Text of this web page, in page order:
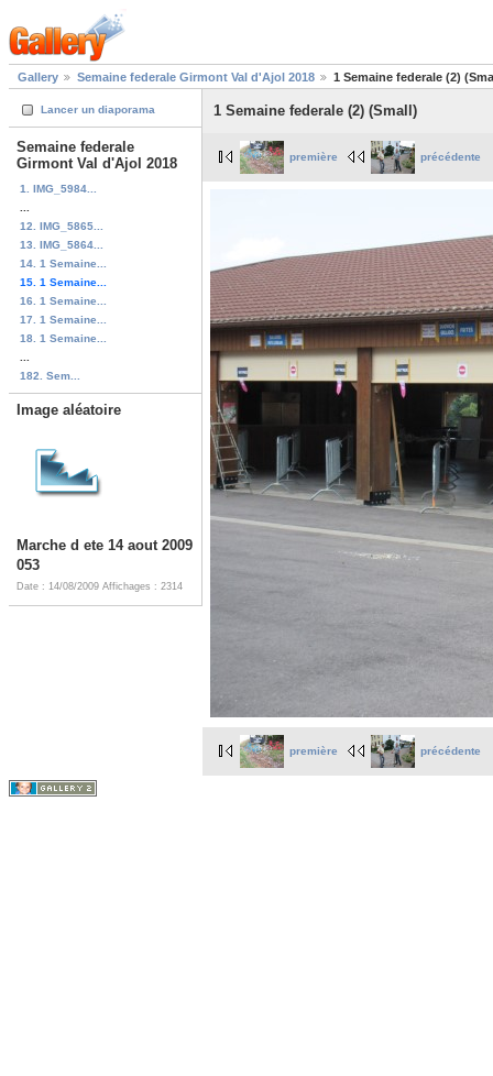
Gallery Semaine federale Girmont Val d'Ajol 2018 1 Semaine federale (2)
Lancer un diaporama
Semaine federale
Girmont Val d'Ajol 2018
1. IMG_5984...
12. IMG_5865...
13. IMG_5864...
14. 1 Semaine...
15. 1 Semaine...
16. 1 Semaine...
17. 1 Semaine...
18. 1 Semaine...
182. Sem...
Image aléatoire
Marche d ete 14 aout 2009
053
Date : 14/08/2009 Affichages : 2314
1 Semaine federale (2) (Small)
première précédente
première précédente